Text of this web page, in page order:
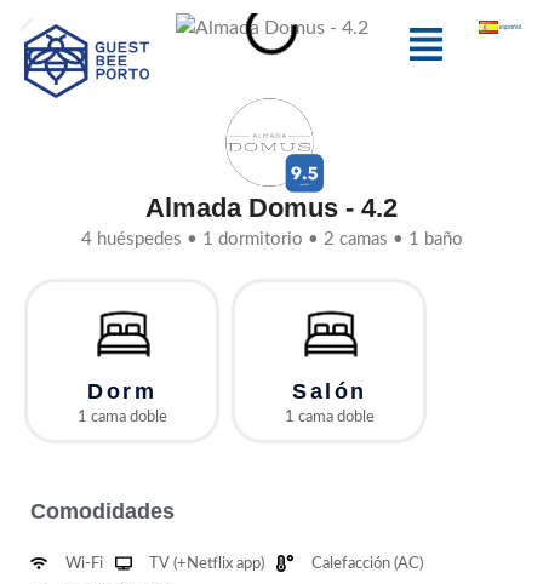
contenido
Menú español
Almada Domus - 4.2
4 huéspedes • 1 dormitorio • 2 camas • 1 baño
Dorm
1 cama doble
Salón
1 cama doble
Comodidades
Wi-Fi TV (+Netflix app)
Calefacción (AC)